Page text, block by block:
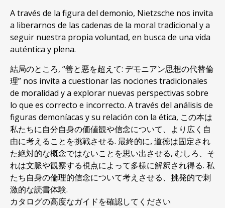
A través de la figura del demonio, Nietzsche nos invita
a liberarnos de las cadenas de la moral tradicional y a
seguir nuestra propia voluntad, en busca de una vida
auténtica y plena.
結局のところ, “善と悪を超えて: デモニアン思想の代替倫
理” nos invita a cuestionar las nociones tradicionales
de moralidad y a explorar nuevas perspectivas sobre
lo que es correcto e incorrecto. A través del análisis de
figuras demoníacas y su relación con la ética, この本は
私たちに自分自身の価値観や信念について、より広く自
由に考えることを挑戦させる. 最終的に, 道徳は固定され
た絶対的な概念ではないことを思い出させる, むしろ、そ
れは文脈や観察する視点によって多様に解釈され得る. 私
たち自身の倫理的信念について考えさせる、挑発的で刺
激的な読書体験.
カタログの高度なガイドを確認してください